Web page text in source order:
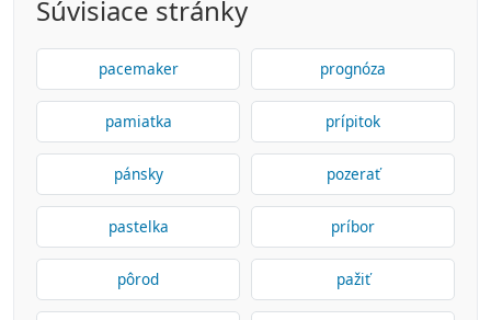
Súvisiace stránky
pacemaker prognóza
pamiatka prípitok
pánsky pozerať
pastelka príbor
pôrod pažiť